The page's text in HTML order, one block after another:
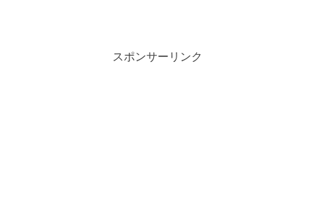
スポンサーリンク